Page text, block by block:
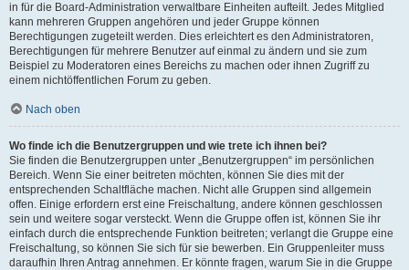
in für die Board-Administration verwaltbare Einheiten aufteilt. Jedes Mitglied
kann mehreren Gruppen angehören und jeder Gruppe können
Berechtigungen zugeteilt werden. Dies erleichtert es den Administratoren,
Berechtigungen für mehrere Benutzer auf einmal zu ändern und sie zum
Beispiel zu Moderatoren eines Bereichs zu machen oder ihnen Zugriff zu
einem nichtöffentlichen Forum zu geben.
Nach oben
Wo finde ich die Benutzergruppen und wie trete ich ihnen bei?
Sie finden die Benutzergruppen unter „Benutzergruppen“ im persönlichen
Bereich. Wenn Sie einer beitreten möchten, können Sie dies mit der
entsprechenden Schaltfläche machen. Nicht alle Gruppen sind allgemein
offen. Einige erfordern erst eine Freischaltung, andere können geschlossen
sein und weitere sogar versteckt. Wenn die Gruppe offen ist, können Sie ihr
einfach durch die entsprechende Funktion beitreten; verlangt die Gruppe eine
Freischaltung, so können Sie sich für sie bewerben. Ein Gruppenleiter muss
daraufhin Ihren Antrag annehmen. Er könnte fragen, warum Sie in die Gruppe